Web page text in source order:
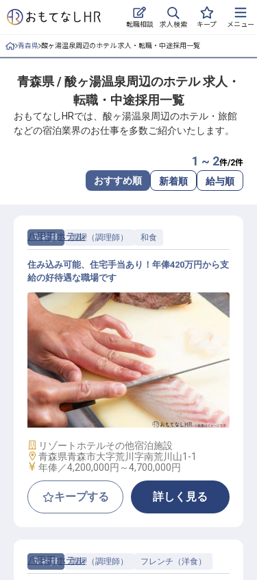
転職相談 求人検索 キープ メニュー
ログイン
求人・施設を探す
キープした求人
おもてなしHRについて
よくある質問
ホテル・宿泊業界情報コラム
転職サポートに申し込む
採用をお考えの企業様へ
青森県 酸ヶ湯温泉周辺のホテル 求人・転職・中途採用一覧
青森県 / 酸ヶ湯温泉周辺のホテル 求人・
転職・中途採用一覧
おもてなしHRでは、酸ヶ湯温泉周辺のホテル・旅館
などの宿泊業界のお仕事を多数ご紹介いたします。
1 ~ 2件/2件
おすすめ順 新着順 給与順
正社員 調理（調理師） 和食
和食調理
八甲田ホテル
住み込み可能、住宅手当あり！年俸420万円から支
給の好待遇な職場です
施設業態
リゾートホテルその他宿泊施設
勤務地
青森県青森市大字荒川字南荒川山1-1
給与
年俸／4,200,000円～4,700,000円
キープする 詳しく見る
正社員 調理（調理師） フレンチ（洋食）
八甲田ホテル